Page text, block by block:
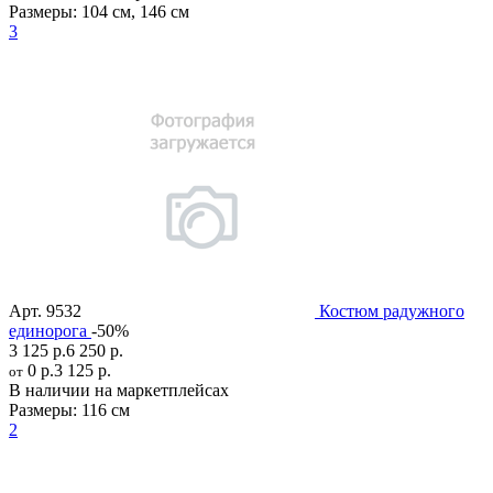
Размеры: 104 см, 146 см
3
Арт. 9532
Костюм радужного
единорога -50%
3 125 р.6 250 р.
от 0 р.3 125 р.
В наличии на маркетплейсах
Размеры: 116 см
2